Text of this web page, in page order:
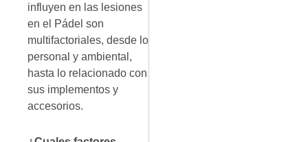
influyen en las lesiones
en el Pádel son
multifactoriales, desde lo
personal y ambiental,
hasta lo relacionado con
sus implementos y
accesorios.